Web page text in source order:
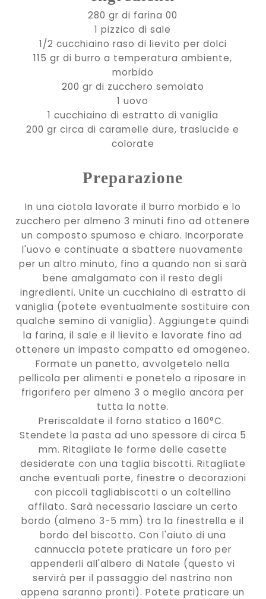
280 gr di farina 00
1 pizzico di sale
1/2 cucchiaino raso di lievito per dolci
115 gr di burro a temperatura ambiente,
morbido
200 gr di zucchero semolato
1 uovo
1 cucchiaino di estratto di vaniglia
200 gr circa di caramelle dure, traslucide e
colorate
Preparazione
In una ciotola lavorate il burro morbido e lo
zucchero per almeno 3 minuti fino ad ottenere
un composto spumoso e chiaro. Incorporate
l'uovo e continuate a sbattere nuovamente
per un altro minuto, fino a quando non si sarà
bene amalgamato con il resto degli
ingredienti. Unite un cucchiaino di estratto di
vaniglia (potete eventualmente sostituire con
qualche semino di vaniglia). Aggiungete quindi
la farina, il sale e il lievito e lavorate fino ad
ottenere un impasto compatto ed omogeneo.
Formate un panetto, avvolgetelo nella
pellicola per alimenti e ponetelo a riposare in
frigorifero per almeno 3 o meglio ancora per
tutta la notte.
Preriscaldate il forno statico a 160°C.
Stendete la pasta ad uno spessore di circa 5
mm. Ritagliate le forme delle casette
desiderate con una taglia biscotti. Ritagliate
anche eventuali porte, finestre o decorazioni
con piccoli tagliabiscotti o un coltellino
affilato. Sarà necessario lasciare un certo
bordo (almeno 3-5 mm) tra la finestrella e il
bordo del biscotto. Con l'aiuto di una
cannuccia potete praticare un foro per
appenderli all'albero di Natale (questo vi
servirà per il passaggio del nastrino non
appena saranno pronti). Potete praticare un